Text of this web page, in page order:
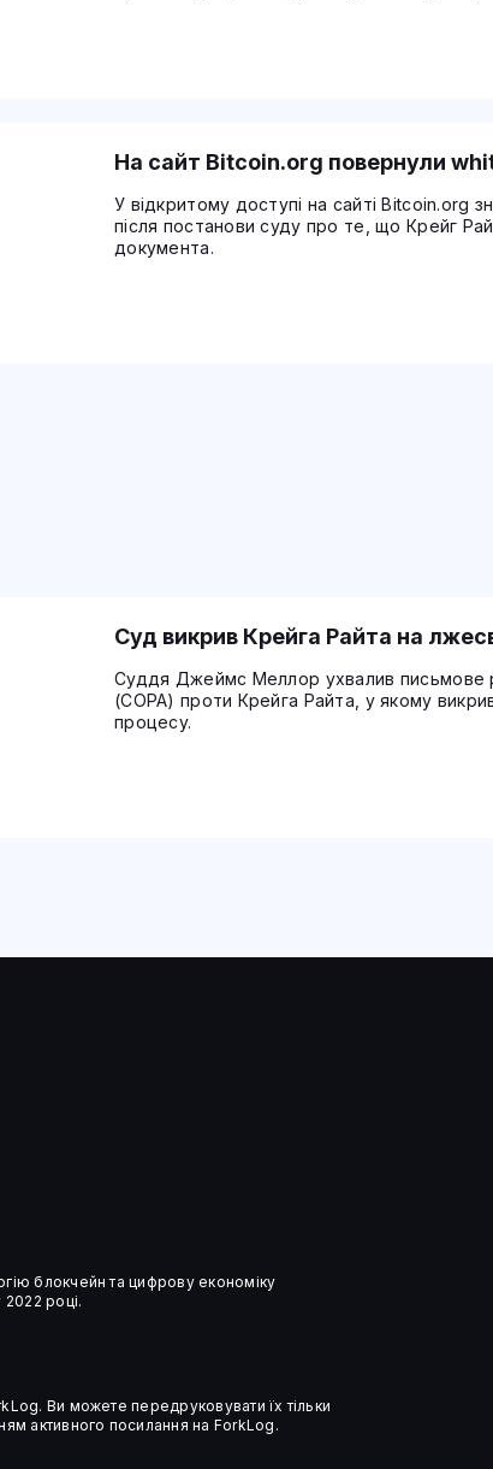
На сайт Bitcoin.org повернули
У відкритому доступі на сайті Bitcoin.org
після постанови суду про те, що Крейг
документа.
Суд викрив Крейга Райта на
Суддя Джеймс Меллор ухвалив письмове
(COPA) проти Крейга Райта, у якому
процесу.
блокчейн та цифрову економіку
році.
Ви можете передруковувати їх тільки
активного посилання на ForkLog.